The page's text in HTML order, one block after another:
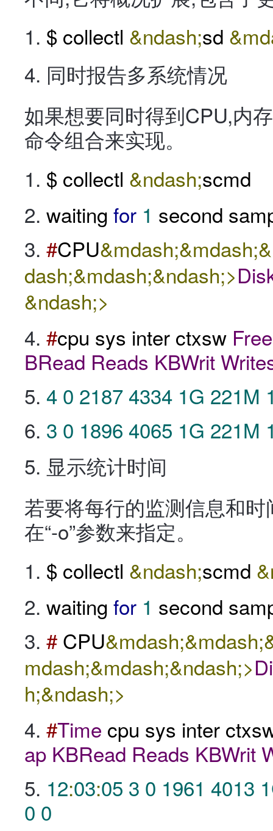
$ collectl &ndash;sd
4. 同时报告多系统情况
如果想要同时得到CPU,内
命令组合来实现。
$ collectl &ndash;scmd
waiting for 1 second
#CPU
dash;&mdash;&ndash;>
&ndash;>
#cpu sys inter ctxsw Free
BRead Reads KBWrit
4 0 2187 4334 1G 221M
3 0 1896 4065 1G 221M
5. 显示统计时间
若要将每行的监测信息和
在“-o”参数来指定。
$ collectl &ndash;scmd
waiting for 1 second
# CPU
mdash;&mdash;&ndash;>
h;&ndash;>
#Time cpu sys inter
ap KBRead Reads KBWrit
12:03:05 3 0 1961 4013
0 0